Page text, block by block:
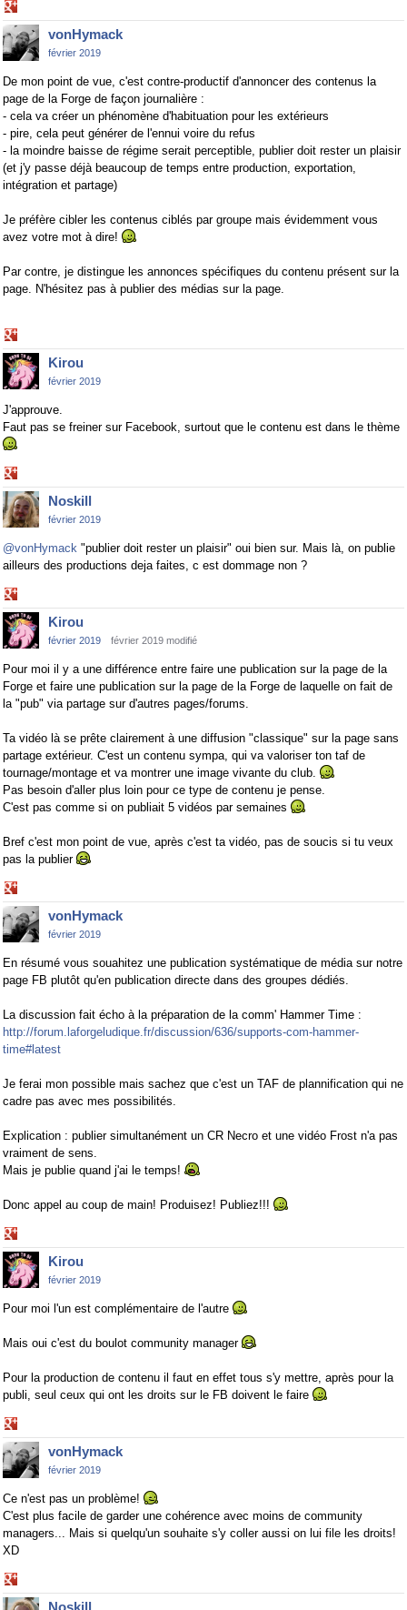
on
Google+vonHymack
février 2019
De mon point de vue, c'est contre-productif d'annoncer des contenus la
page de la Forge de façon journalière :
- cela va créer un phénomène d'habituation pour les extérieurs
- pire, cela peut générer de l'ennui voire du refus
- la moindre baisse de régime serait perceptible, publier doit rester un plaisir
(et j'y passe déjà beaucoup de temps entre production, exportation,
intégration et partage)
Je préfère cibler les contenus ciblés par groupe mais évidemment vous
avez votre mot à dire!
Par contre, je distingue les annonces spécifiques du contenu présent sur la
page. N'hésitez pas à publier des médias sur la page.
on
Google+Kirou
février 2019
J'approuve.
Faut pas se freiner sur Facebook, surtout que le contenu est dans le thème
on
Google+Noskill
février 2019
@vonHymack "publier doit rester un plaisir" oui bien sur. Mais là, on publie
ailleurs des productions deja faites, c est dommage non ?
on
Google+Kirou
février 2019 février 2019 modifié
Pour moi il y a une différence entre faire une publication sur la page de la
Forge et faire une publication sur la page de la Forge de laquelle on fait de
la "pub" via partage sur d'autres pages/forums.
Ta vidéo là se prête clairement à une diffusion "classique" sur la page sans
partage extérieur. C'est un contenu sympa, qui va valoriser ton taf de
tournage/montage et va montrer une image vivante du club.
Pas besoin d'aller plus loin pour ce type de contenu je pense.
C'est pas comme si on publiait 5 vidéos par semaines
Bref c'est mon point de vue, après c'est ta vidéo, pas de soucis si tu veux
pas la publier
on
Google+vonHymack
février 2019
En résumé vous souahitez une publication systématique de média sur notre
page FB plutôt qu'en publication directe dans des groupes dédiés.
La discussion fait écho à la préparation de la comm' Hammer Time :
http://forum.laforgeludique.fr/discussion/636/supports-com-hammer-
time#latest
Je ferai mon possible mais sachez que c'est un TAF de plannification qui ne
cadre pas avec mes possibilités.
Explication : publier simultanément un CR Necro et une vidéo Frost n'a pas
vraiment de sens.
Mais je publie quand j'ai le temps!
Donc appel au coup de main! Produisez! Publiez!!!
on
Google+Kirou
février 2019
Pour moi l'un est complémentaire de l'autre
Mais oui c'est du boulot community manager
Pour la production de contenu il faut en effet tous s'y mettre, après pour la
publi, seul ceux qui ont les droits sur le FB doivent le faire
on
Google+vonHymack
février 2019
Ce n'est pas un problème!
C'est plus facile de garder une cohérence avec moins de community
managers... Mais si quelqu'un souhaite s'y coller aussi on lui file les droits!
XD
on
Noskill